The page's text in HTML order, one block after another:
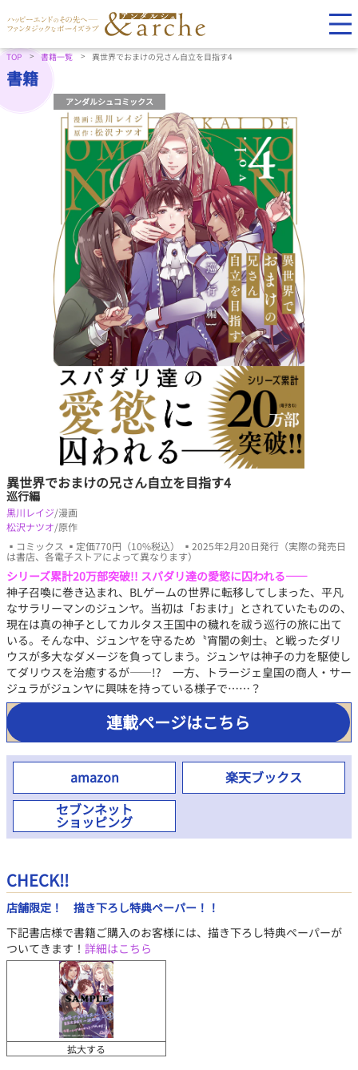
TOP 書籍一覧 異世界でおまけの兄さん自立を目指す4
書籍
アンダルシュコミックス
異世界でおまけの兄さん自立を目指す4
巡行編
黒川レイジ/漫画
松沢ナツオ/原作
▪コミックス ▪定価770円（10%税込） ▪2025年2月20日発行（実際の発売日
は書店、各電子ストアによって異なります）
シリーズ累計20万部突破!! スパダリ達の愛慾に囚われる――
神子召喚に巻き込まれ、BLゲームの世界に転移してしまった、平凡
なサラリーマンのジュンヤ。当初は「おまけ」とされていたものの、
現在は真の神子としてカルタス王国中の穢れを祓う巡行の旅に出て
いる。そんな中、ジュンヤを守るため〝宵闇の剣士〟と戦ったダリ
ウスが多大なダメージを負ってしまう。ジュンヤは神子の力を駆使し
てダリウスを治癒するが――!? 一方、トラージェ皇国の商人・サー
ジュラがジュンヤに興味を持っている様子で……？
連載ページはこちら
amazon
楽天ブックス
セブンネット
ショッピング
CHECK!!
店舗限定！ 描き下ろし特典ペーパー！！
下記書店様で書籍ご購入のお客様には、描き下ろし特典ペーパーが
ついてきます！ 詳細はこちら
拡大する